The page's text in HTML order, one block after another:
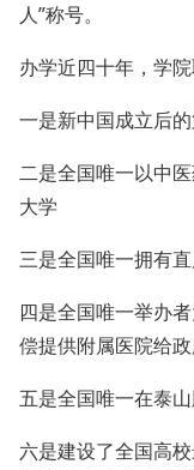
人”称号。
办学近四十年，学
一是新中国成立后
二是全国唯一以中
大学
三是全国唯一拥有
四是全国唯一举办
偿提供附属医院给
五是全国唯一在泰
六是建设了全国高